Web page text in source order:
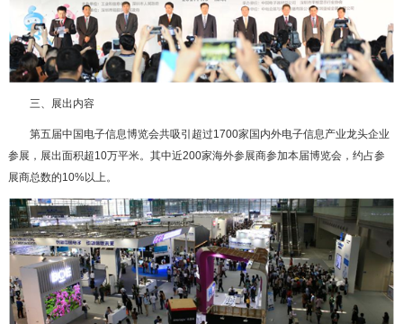
三、展出内容
第五届中国电子信息博览会共吸引超过1700家国内外电子信息产业龙头企业
参展，展出面积超10万平米。其中近200家海外参展商参加本届博览会，约占参
展商总数的10%以上。